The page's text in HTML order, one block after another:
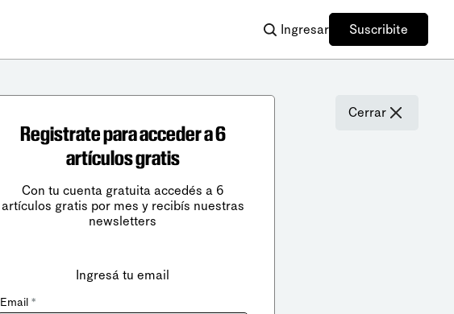
Ingresar Suscribite
Cerrar
Registrate para acceder a 6
artículos gratis
Con tu cuenta gratuita accedés a 6
artículos gratis por mes y recibís nuestras
newsletters
Ingresá tu email
Email *